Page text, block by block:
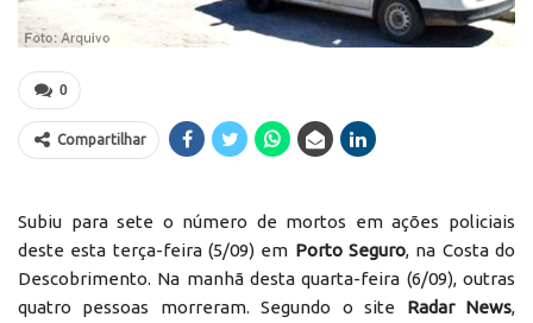
0
Compartilhar
Subiu para sete o número de mortos em ações policiais
deste esta terça-feira (5/09) em Porto Seguro, na Costa do
Descobrimento. Na manhã desta quarta-feira (6/09), outras
quatro pessoas morreram. Segundo o site Radar News,